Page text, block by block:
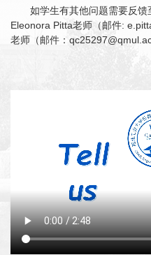
如学生有其他问题需要反
Eleonora Pitta老师（邮件:
老师（邮件：